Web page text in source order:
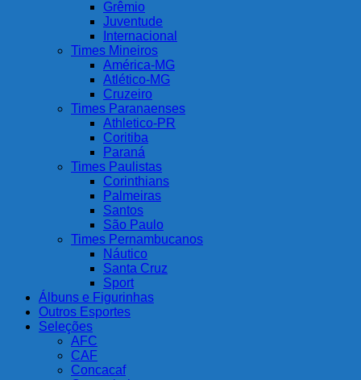
Grêmio
Juventude
Internacional
Times Mineiros
América-MG
Atlético-MG
Cruzeiro
Times Paranaenses
Athletico-PR
Coritiba
Paraná
Times Paulistas
Corinthians
Palmeiras
Santos
São Paulo
Times Pernambucanos
Náutico
Santa Cruz
Sport
Álbuns e Figurinhas
Outros Esportes
Seleções
AFC
CAF
Concacaf